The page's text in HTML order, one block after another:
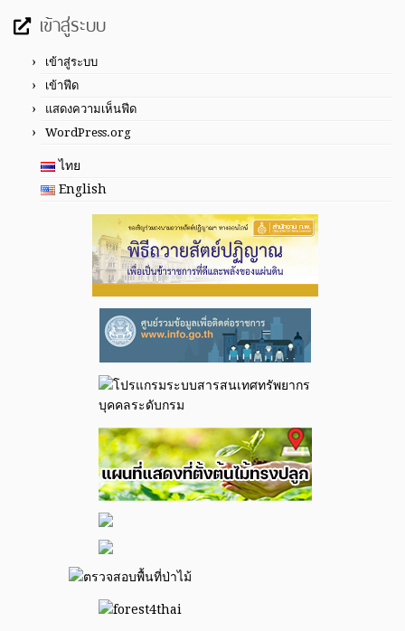
เข้าสู่ระบบ
เข้าสู่ระบบ
เข้าฟีด
แสดงความเห็นฟีด
WordPress.org
ไทย
English